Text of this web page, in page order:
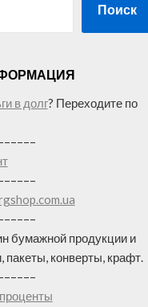
Поиск
в долг? Переходите по
бумажной продукции и
пакеты, конверты, крафт.